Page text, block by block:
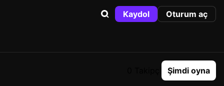
Kaydol Oturum aç
Şimdi oyna